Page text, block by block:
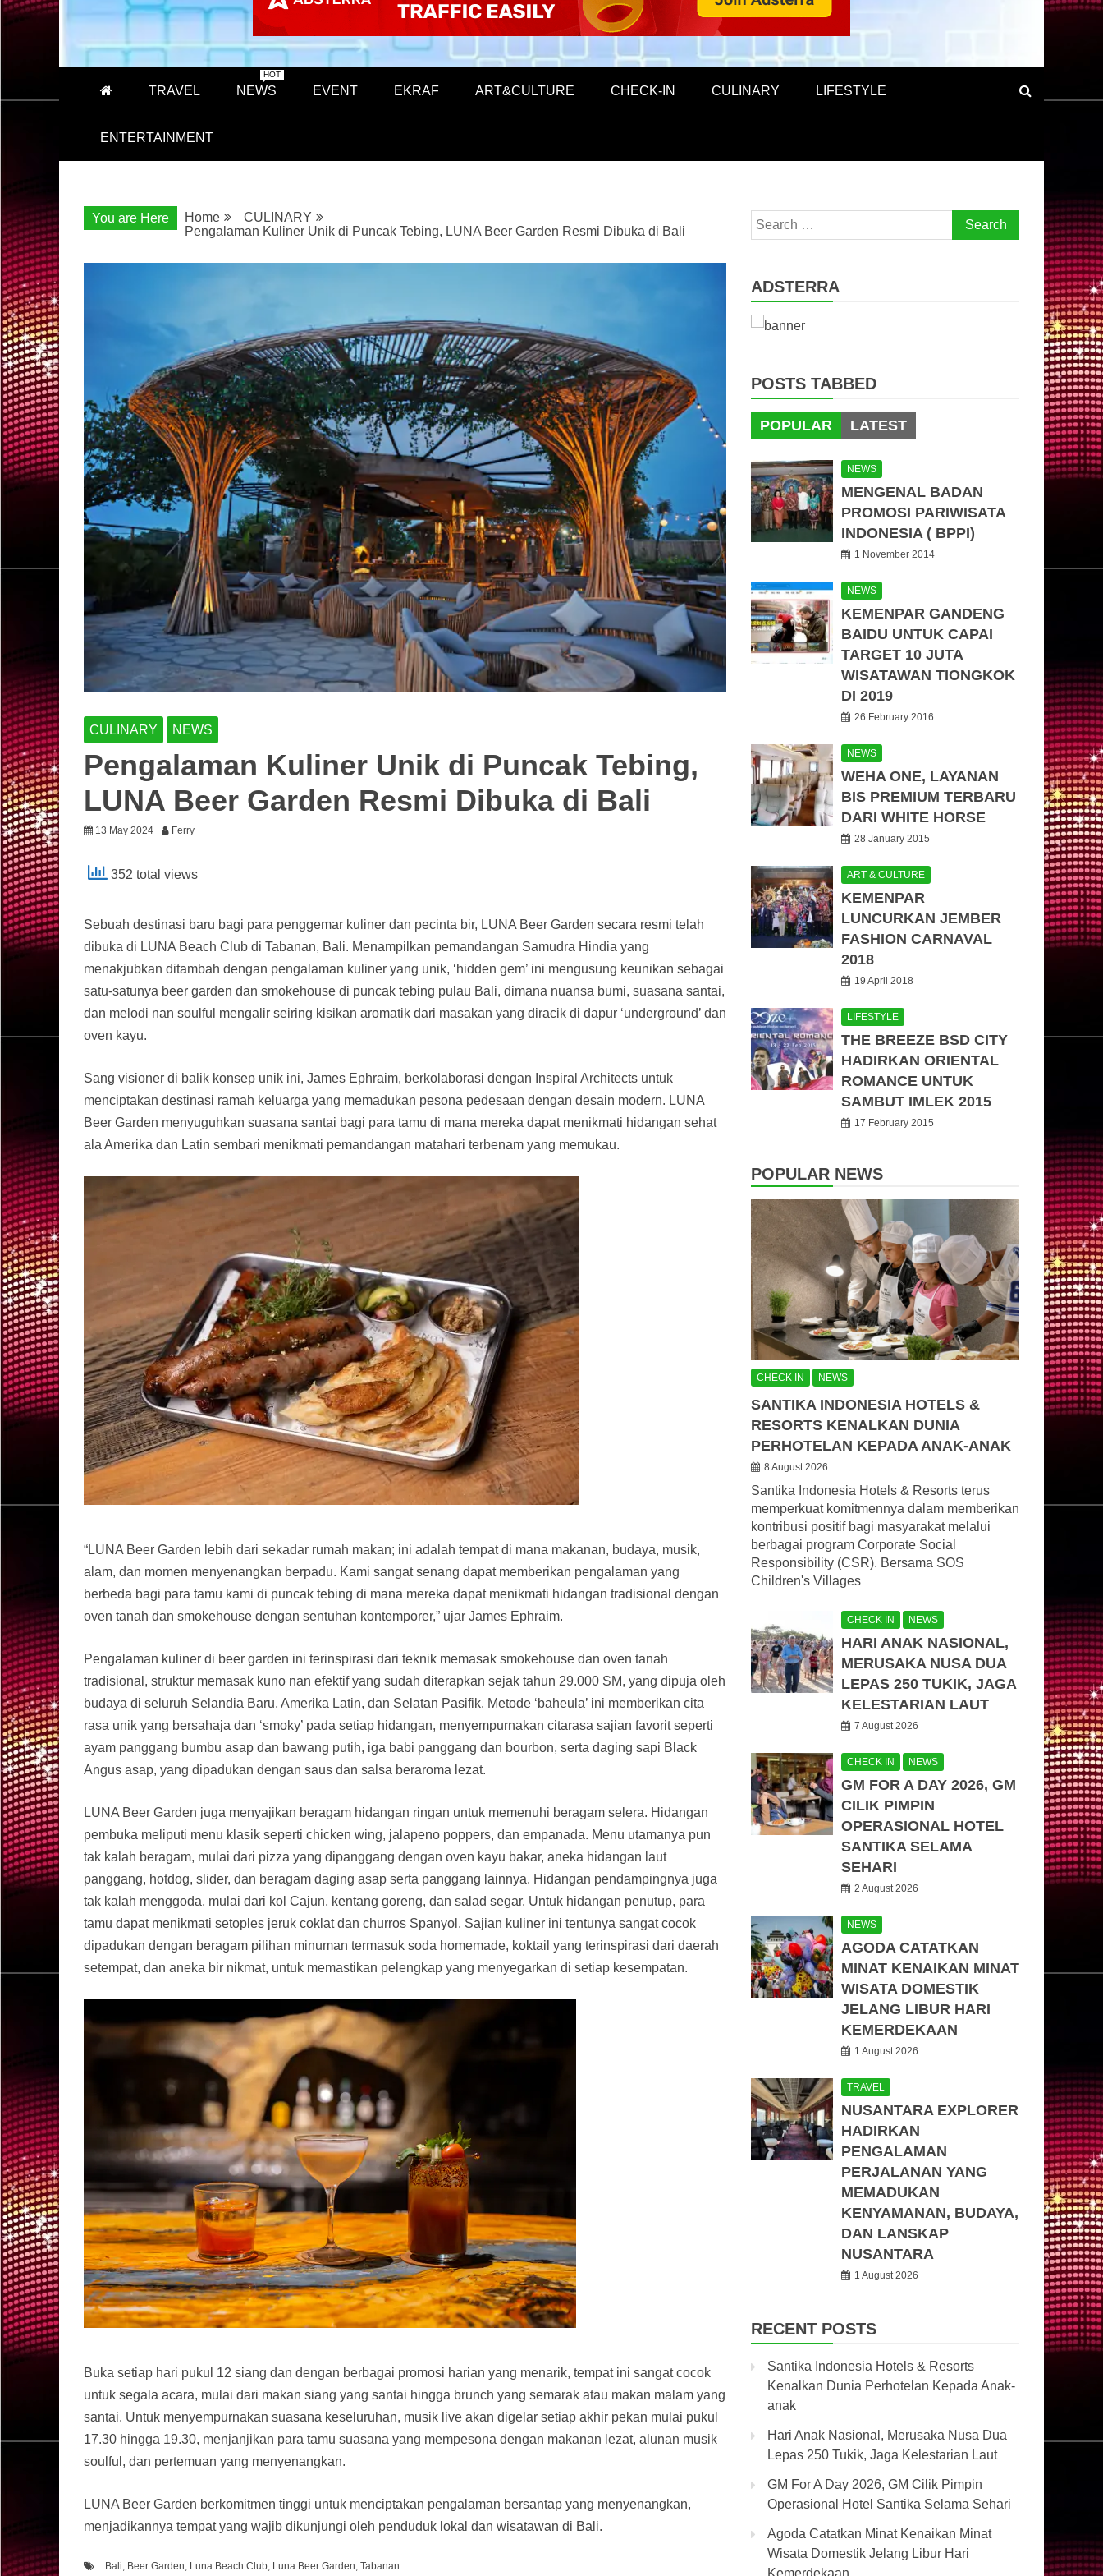
TRAVEL NEWS
HOT
EVENT EKRAF ART&CULTURE CHECK-IN CULINARY LIFESTYLE
ENTERTAINMENT
You are Here Home
CULINARY
Pengalaman Kuliner Unik di Puncak Tebing, LUNA Beer Garden Resmi Dibuka di Bali
CULINARY NEWS
Pengalaman Kuliner Unik di Puncak Tebing,
LUNA Beer Garden Resmi Dibuka di Bali
13 May 2024 Ferry
352 total views
Sebuah destinasi baru bagi para penggemar kuliner dan pecinta bir, LUNA Beer Garden secara resmi telah
dibuka di LUNA Beach Club di Tabanan, Bali. Menampilkan pemandangan Samudra Hindia yang
menakjubkan ditambah dengan pengalaman kuliner yang unik, ‘hidden gem’ ini mengusung keunikan sebagai
satu-satunya beer garden dan smokehouse di puncak tebing pulau Bali, dimana nuansa bumi, suasana santai,
dan melodi nan soulful mengalir seiring kisikan aromatik dari masakan yang diracik di dapur ‘underground’ dan
oven kayu.
Sang visioner di balik konsep unik ini, James Ephraim, berkolaborasi dengan Inspiral Architects untuk
menciptakan destinasi ramah keluarga yang memadukan pesona pedesaan dengan desain modern. LUNA
Beer Garden menyuguhkan suasana santai bagi para tamu di mana mereka dapat menikmati hidangan sehat
ala Amerika dan Latin sembari menikmati pemandangan matahari terbenam yang memukau.
“LUNA Beer Garden lebih dari sekadar rumah makan; ini adalah tempat di mana makanan, budaya, musik,
alam, dan momen menyenangkan berpadu. Kami sangat senang dapat memberikan pengalaman yang
berbeda bagi para tamu kami di puncak tebing di mana mereka dapat menikmati hidangan tradisional dengan
oven tanah dan smokehouse dengan sentuhan kontemporer,” ujar James Ephraim.
Pengalaman kuliner di beer garden ini terinspirasi dari teknik memasak smokehouse dan oven tanah
tradisional, struktur memasak kuno nan efektif yang sudah diterapkan sejak tahun 29.000 SM, yang dipuja oleh
budaya di seluruh Selandia Baru, Amerika Latin, dan Selatan Pasifik. Metode ‘baheula’ ini memberikan cita
rasa unik yang bersahaja dan ‘smoky’ pada setiap hidangan, menyempurnakan citarasa sajian favorit seperti
ayam panggang bumbu asap dan bawang putih, iga babi panggang dan bourbon, serta daging sapi Black
Angus asap, yang dipadukan dengan saus dan salsa beraroma lezat.
LUNA Beer Garden juga menyajikan beragam hidangan ringan untuk memenuhi beragam selera. Hidangan
pembuka meliputi menu klasik seperti chicken wing, jalapeno poppers, dan empanada. Menu utamanya pun
tak kalah beragam, mulai dari pizza yang dipanggang dengan oven kayu bakar, aneka hidangan laut
panggang, hotdog, slider, dan beragam daging asap serta panggang lainnya. Hidangan pendampingnya juga
tak kalah menggoda, mulai dari kol Cajun, kentang goreng, dan salad segar. Untuk hidangan penutup, para
tamu dapat menikmati setoples jeruk coklat dan churros Spanyol. Sajian kuliner ini tentunya sangat cocok
dipadukan dengan beragam pilihan minuman termasuk soda homemade, koktail yang terinspirasi dari daerah
setempat, dan aneka bir nikmat, untuk memastikan pelengkap yang menyegarkan di setiap kesempatan.
Buka setiap hari pukul 12 siang dan dengan berbagai promosi harian yang menarik, tempat ini sangat cocok
untuk segala acara, mulai dari makan siang yang santai hingga brunch yang semarak atau makan malam yang
santai. Untuk menyempurnakan suasana keseluruhan, musik live akan digelar setiap akhir pekan mulai pukul
17.30 hingga 19.30, menjanjikan para tamu suasana yang mempesona dengan makanan lezat, alunan musik
soulful, dan pertemuan yang menyenangkan.
LUNA Beer Garden berkomitmen tinggi untuk menciptakan pengalaman bersantap yang menyenangkan,
menjadikannya tempat yang wajib dikunjungi oleh penduduk lokal dan wisatawan di Bali.
Bali, Beer Garden, Luna Beach Club, Luna Beer Garden, Tabanan
Search
for:
ADSTERRA
POSTS TABBED
POPULAR LATEST
NEWS
MENGENAL BADAN
PROMOSI PARIWISATA
INDONESIA ( BPPI)
1 November 2014
NEWS
KEMENPAR GANDENG
BAIDU UNTUK CAPAI
TARGET 10 JUTA
WISATAWAN TIONGKOK
DI 2019
26 February 2016
NEWS
WEHA ONE, LAYANAN
BIS PREMIUM TERBARU
DARI WHITE HORSE
28 January 2015
ART & CULTURE
KEMENPAR
LUNCURKAN JEMBER
FASHION CARNAVAL
2018
19 April 2018
LIFESTYLE
THE BREEZE BSD CITY
HADIRKAN ORIENTAL
ROMANCE UNTUK
SAMBUT IMLEK 2015
17 February 2015
POPULAR NEWS
CHECK IN NEWS
SANTIKA INDONESIA HOTELS &
RESORTS KENALKAN DUNIA
PERHOTELAN KEPADA ANAK-ANAK
8 August 2026
Santika Indonesia Hotels & Resorts terus
memperkuat komitmennya dalam memberikan
kontribusi positif bagi masyarakat melalui
berbagai program Corporate Social
Responsibility (CSR). Bersama SOS
Children's Villages
CHECK IN NEWS
HARI ANAK NASIONAL,
MERUSAKA NUSA DUA
LEPAS 250 TUKIK, JAGA
KELESTARIAN LAUT
7 August 2026
CHECK IN NEWS
GM FOR A DAY 2026, GM
CILIK PIMPIN
OPERASIONAL HOTEL
SANTIKA SELAMA
SEHARI
2 August 2026
NEWS
AGODA CATATKAN
MINAT KENAIKAN MINAT
WISATA DOMESTIK
JELANG LIBUR HARI
KEMERDEKAAN
1 August 2026
TRAVEL
NUSANTARA EXPLORER
HADIRKAN
PENGALAMAN
PERJALANAN YANG
MEMADUKAN
KENYAMANAN, BUDAYA,
DAN LANSKAP
NUSANTARA
1 August 2026
RECENT POSTS
Santika Indonesia Hotels & Resorts
Kenalkan Dunia Perhotelan Kepada Anak-
anak
Hari Anak Nasional, Merusaka Nusa Dua
Lepas 250 Tukik, Jaga Kelestarian Laut
GM For A Day 2026, GM Cilik Pimpin
Operasional Hotel Santika Selama Sehari
Agoda Catatkan Minat Kenaikan Minat
Wisata Domestik Jelang Libur Hari